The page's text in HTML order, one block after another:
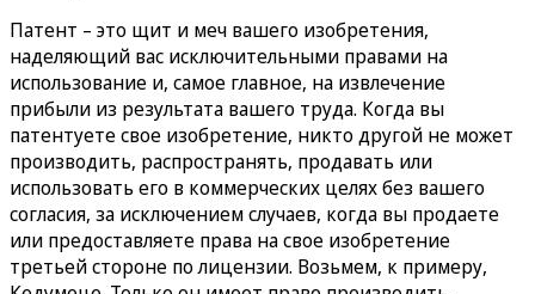
Патент – это щит и меч вашего изобретения,
наделяющий вас исключительными правами на
использование и, самое главное, на извлечение
прибыли из результата вашего труда. Когда вы
патентуете свое изобретение, никто другой не может
производить, распространять, продавать или
использовать его в коммерческих целях без вашего
согласия, за исключением случаев, когда вы продаете
или предоставляете права на свое изобретение
третьей стороне по лицензии. Возьмем, к примеру,